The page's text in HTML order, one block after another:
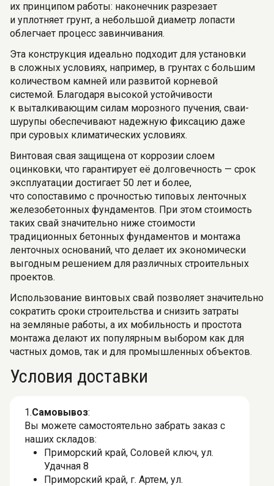
их принципом работы: наконечник разрезает
и уплотняет грунт, а небольшой диаметр лопасти
облегчает процесс завинчивания.
Эта конструкция идеально подходит для установки
в сложных условиях, например, в грунтах с большим
количеством камней или развитой корневой
системой. Благодаря высокой устойчивости
к выталкивающим силам морозного пучения, сваи-
шурупы обеспечивают надежную фиксацию даже
при суровых климатических условиях.
Винтовая свая защищена от коррозии слоем
оцинковки, что гарантирует её долговечность — срок
эксплуатации достигает 50 лет и более,
что сопоставимо с прочностью типовых ленточных
железобетонных фундаментов. При этом стоимость
таких свай значительно ниже стоимости
традиционных бетонных фундаментов и монтажа
ленточных оснований, что делает их экономически
выгодным решением для различных строительных
проектов.
Использование винтовых свай позволяет значительно
сократить сроки строительства и снизить затраты
на земляные работы, а их мобильность и простота
монтажа делают их популярным выбором как для
частных домов, так и для промышленных объектов.
Условия доставки
1.Самовывоз:
Вы можете самостоятельно забрать заказ с
наших складов:
Приморский край, Соловей ключ, ул.
Удачная 8
Приморский край, г. Артем, ул.